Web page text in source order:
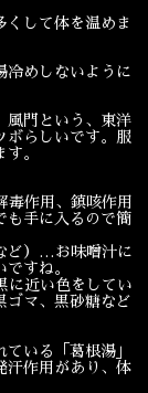
して体を温めま
めしないように
風門という、東洋
ボらしいです。服
。
作用、鎮咳作用
も手に入るので簡
ど）…お味噌汁に
ですね。
近い色をしてい
ゴマ、黒砂糖など
いる「葛根湯」
汗作用があり、体